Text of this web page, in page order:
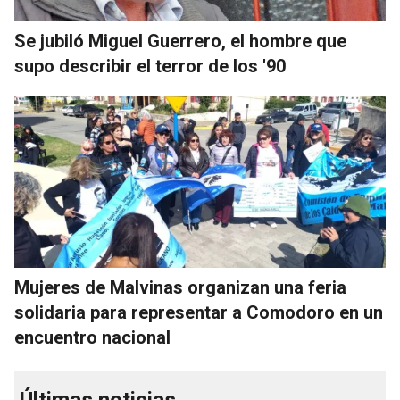
Se jubiló Miguel Guerrero, el hombre que
supo describir el terror de los '90
Mujeres de Malvinas organizan una feria
solidaria para representar a Comodoro en un
encuentro nacional